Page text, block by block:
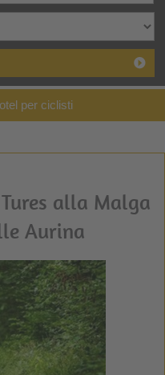
per ciclisti
alla Malga
Aurina